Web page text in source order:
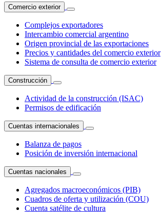
Comercio exterior
Complejos exportadores
Intercambio comercial argentino
Origen provincial de las exportaciones
Precios y cantidades del comercio exterior
Sistema de consulta de comercio exterior
Construcción
Actividad de la construcción (ISAC)
Permisos de edificación
Cuentas internacionales
Balanza de pagos
Posición de inversión internacional
Cuentas nacionales
Agregados macroeconómicos (PIB)
Cuadros de oferta y utilización (COU)
Cuenta satélite de cultura